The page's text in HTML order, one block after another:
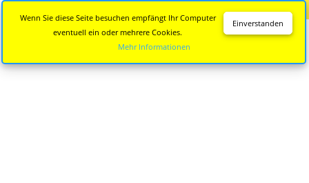
Einverstanden
Wenn Sie diese Seite besuchen empfängt Ihr Computer
eventuell ein oder mehrere Cookies.
Mehr Informationen